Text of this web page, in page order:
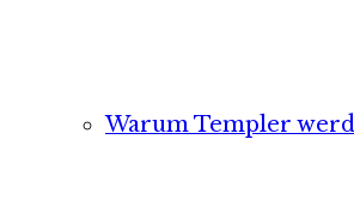
Warum Templer